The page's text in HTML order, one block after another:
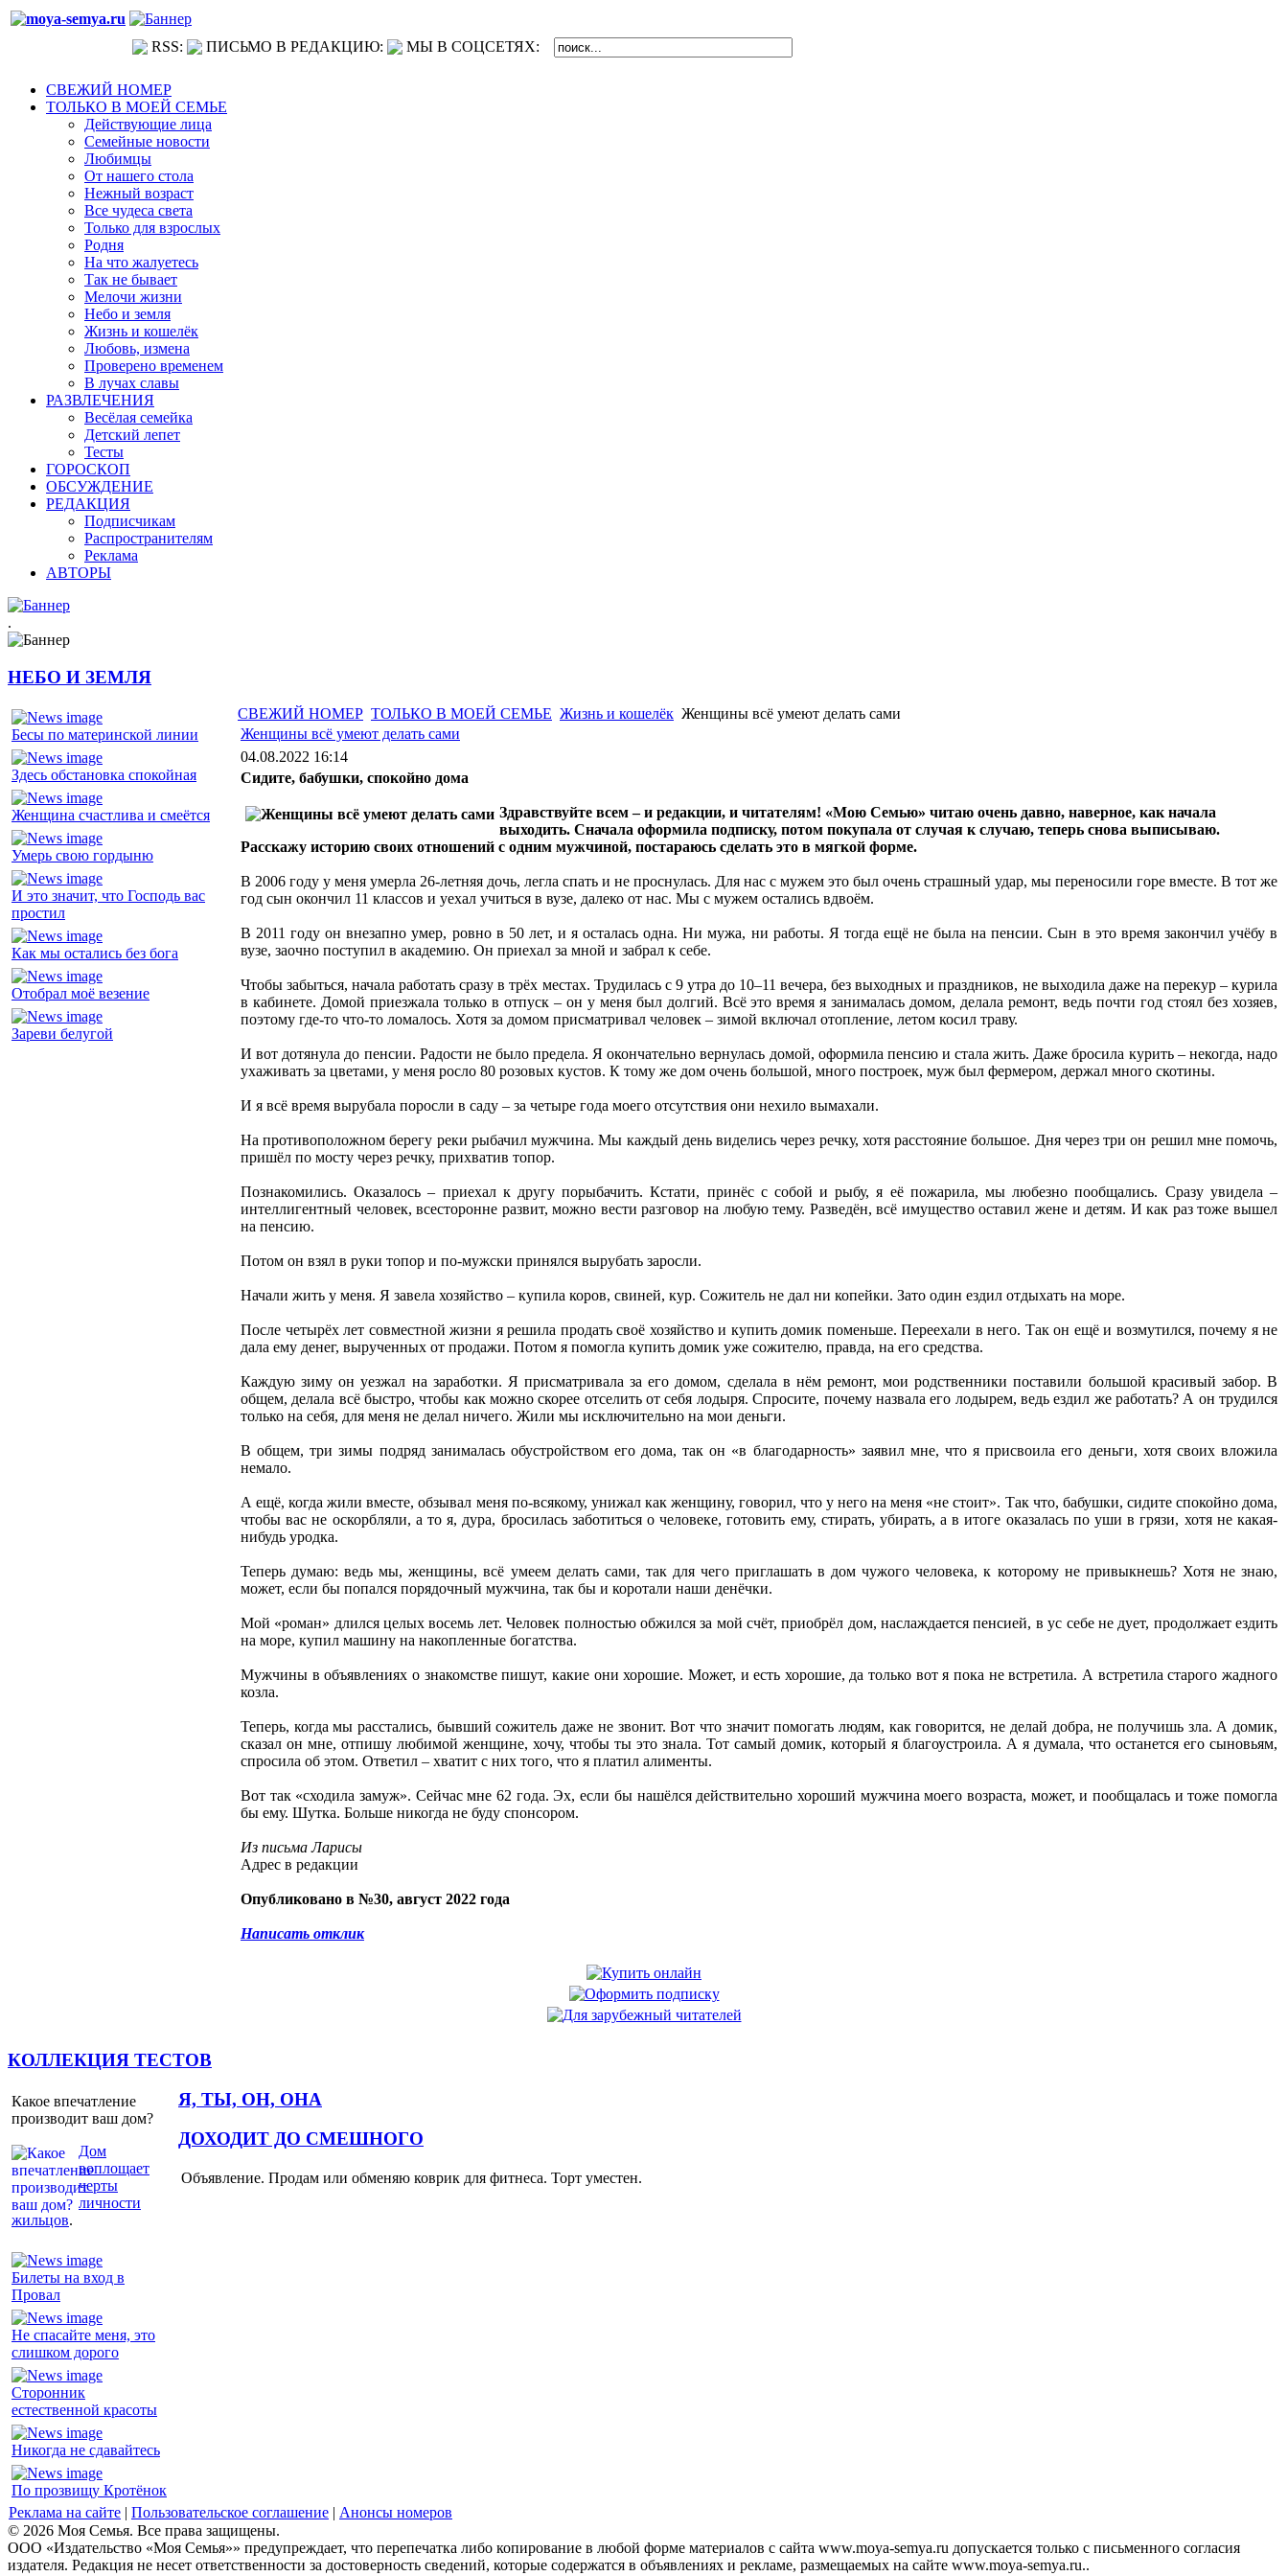
RSS: ПИСЬМО В РЕДАКЦИЮ: МЫ В СОЦСЕТЯХ:
СВЕЖИЙ НОМЕР
ТОЛЬКО В МОЕЙ СЕМЬЕ
Действующие лица
Семейные новости
Любимцы
От нашего стола
Нежный возраст
Все чудеса света
Только для взрослых
Родня
На что жалуетесь
Так не бывает
Мелочи жизни
Небо и земля
Жизнь и кошелёк
Любовь, измена
Проверено временем
В лучах славы
РАЗВЛЕЧЕНИЯ
Весёлая семейка
Детский лепет
Тесты
ГОРОСКОП
ОБСУЖДЕНИЕ
РЕДАКЦИЯ
Подписчикам
Распространителям
Реклама
АВТОРЫ
.
НЕБО И ЗЕМЛЯ
Бесы по материнской линии
Здесь обстановка спокойная
Женщина счастлива и смеётся
Умерь свою гордыню
И это значит, что Господь вас
простил
Как мы остались без бога
Отобрал моё везение
Зареви белугой
СВЕЖИЙ НОМЕР ТОЛЬКО В МОЕЙ СЕМЬЕ Жизнь и кошелёк Женщины всё умеют делать сами
Женщины всё умеют делать сами
04.08.2022 16:14
Сидите, бабушки, спокойно дома
Здравствуйте всем – и редакции, и читателям! «Мою Семью» читаю очень давно, наверное, как начала
выходить. Сначала оформила подписку, потом покупала от случая к случаю, теперь снова выписываю.
Расскажу историю своих отношений с одним мужчиной, постараюсь сделать это в мягкой форме.
В 2006 году у меня умерла 26-летняя дочь, легла спать и не проснулась. Для нас с мужем это был очень страшный удар, мы переносили горе вместе. В тот же
год сын окончил 11 классов и уехал учиться в вузе, далеко от нас. Мы с мужем остались вдвоём.
В 2011 году он внезапно умер, ровно в 50 лет, и я осталась одна. Ни мужа, ни работы. Я тогда ещё не была на пенсии. Сын в это время закончил учёбу в
вузе, заочно поступил в академию. Он приехал за мной и забрал к себе.
Чтобы забыться, начала работать сразу в трёх местах. Трудилась с 9 утра до 10–11 вечера, без выходных и праздников, не выходила даже на перекур – курила
в кабинете. Домой приезжала только в отпуск – он у меня был долгий. Всё это время я занималась домом, делала ремонт, ведь почти год стоял без хозяев,
поэтому где-то что-то ломалось. Хотя за домом присматривал человек – зимой включал отопление, летом косил траву.
И вот дотянула до пенсии. Радости не было предела. Я окончательно вернулась домой, оформила пенсию и стала жить. Даже бросила курить – некогда, надо
ухаживать за цветами, у меня росло 80 розовых кустов. К тому же дом очень большой, много построек, муж был фермером, держал много скотины.
И я всё время вырубала поросли в саду – за четыре года моего отсутствия они нехило вымахали.
На противоположном берегу реки рыбачил мужчина. Мы каждый день виделись через речку, хотя расстояние большое. Дня через три он решил мне помочь,
пришёл по мосту через речку, прихватив топор.
Познакомились. Оказалось – приехал к другу порыбачить. Кстати, принёс с собой и рыбу, я её пожарила, мы любезно пообщались. Сразу увидела –
интеллигентный человек, всесторонне развит, можно вести разговор на любую тему. Разведён, всё имущество оставил жене и детям. И как раз тоже вышел
на пенсию.
Потом он взял в руки топор и по-мужски принялся вырубать заросли.
Начали жить у меня. Я завела хозяйство – купила коров, свиней, кур. Сожитель не дал ни копейки. Зато один ездил отдыхать на море.
После четырёх лет совместной жизни я решила продать своё хозяйство и купить домик поменьше. Переехали в него. Так он ещё и возмутился, почему я не
дала ему денег, вырученных от продажи. Потом я помогла купить домик уже сожителю, правда, на его средства.
Каждую зиму он уезжал на заработки. Я присматривала за его домом, сделала в нём ремонт, мои родственники поставили большой красивый забор. В
общем, делала всё быстро, чтобы как можно скорее отселить от себя лодыря. Спросите, почему назвала его лодырем, ведь ездил же работать? А он трудился
только на себя, для меня не делал ничего. Жили мы исключительно на мои деньги.
В общем, три зимы подряд занималась обустройством его дома, так он «в благодарность» заявил мне, что я присвоила его деньги, хотя своих вложила
немало.
А ещё, когда жили вместе, обзывал меня по-всякому, унижал как женщину, говорил, что у него на меня «не стоит». Так что, бабушки, сидите спокойно дома,
чтобы вас не оскорбляли, а то я, дура, бросилась заботиться о человеке, готовить ему, стирать, убирать, а в итоге оказалась по уши в грязи, хотя не какая-
нибудь уродка.
Теперь думаю: ведь мы, женщины, всё умеем делать сами, так для чего приглашать в дом чужого человека, к которому не привыкнешь? Хотя не знаю,
может, если бы попался порядочный мужчина, так бы и коротали наши денёчки.
Мой «роман» длился целых восемь лет. Человек полностью обжился за мой счёт, приобрёл дом, наслаждается пенсией, в ус себе не дует, продолжает ездить
на море, купил машину на накопленные богатства.
Мужчины в объявлениях о знакомстве пишут, какие они хорошие. Может, и есть хорошие, да только вот я пока не встретила. А встретила старого жадного
козла.
Теперь, когда мы расстались, бывший сожитель даже не звонит. Вот что значит помогать людям, как говорится, не делай добра, не получишь зла. А домик,
сказал он мне, отпишу любимой женщине, хочу, чтобы ты это знала. Тот самый домик, который я благоустроила. А я думала, что останется его сыновьям,
спросила об этом. Ответил – хватит с них того, что я платил алименты.
Вот так «сходила замуж». Сейчас мне 62 года. Эх, если бы нашёлся действительно хороший мужчина моего возраста, может, и пообщалась и тоже помогла
бы ему. Шутка. Больше никогда не буду спонсором.
Из письма Ларисы
Адрес в редакции
Опубликовано в №30, август 2022 года
Написать отклик
КОЛЛЕКЦИЯ ТЕСТОВ
Какое впечатление
производит ваш дом?
Дом
воплощает
черты
личности
жильцов.
Я, ТЫ, ОН, ОНА
Билеты на вход в
Провал
Не спасайте меня, это
слишком дорого
Сторонник
естественной красоты
Никогда не сдавайтесь
По прозвищу Кротёнок
ДОХОДИТ ДО СМЕШНОГО
Объявление. Продам или обменяю коврик для фитнеса. Торт уместен.
Реклама на сайте | Пользовательское соглашение | Анонсы номеров
© 2026 Моя Семья. Все права защищены.
ООО «Издательство «Моя Семья»» предупреждает, что перепечатка либо копирование в любой форме материалов с сайта www.moya-semya.ru допускается только с письменного согласия
издателя. Редакция не несет ответственности за достоверность сведений, которые содержатся в объявлениях и рекламе, размещаемых на сайте www.moya-semya.ru..